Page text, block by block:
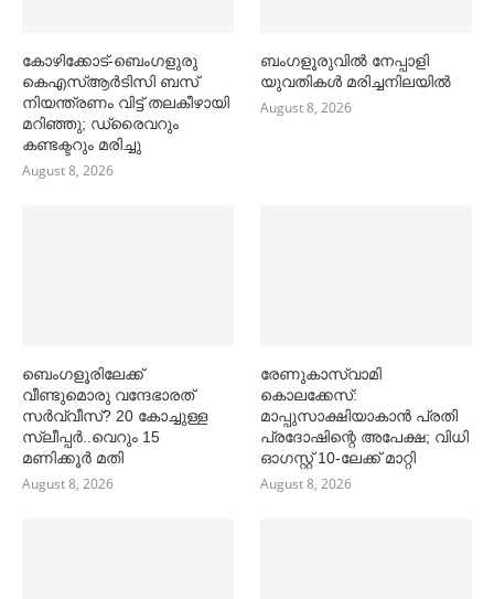
കോഴിക്കോട്-ബെംഗളുരു
കെഎസ്ആർടിസി ബസ്
നിയന്ത്രണം വിട്ട് തലകീഴായി
മറിഞ്ഞു; ഡ്രൈവറും
കണ്ടക്ട‌റും മരിച്ചു
August 8, 2026
ബംഗളൂരുവില്‍ നേപ്പാളി
യുവതികള്‍ മരിച്ചനിലയില്‍
August 8, 2026
ബെംഗളൂരിലേക്ക്
വീണ്ടുമൊരു വന്ദേഭാരത്
സര്‍വ്വീസ്? 20 കോച്ചുള്ള
സ്ലീപ്പര്‍..വെറും 15
മണിക്കൂര്‍ മതി
August 8, 2026
രേണുകാസ്വാമി
കൊലക്കേസ്:
മാപ്പുസാക്ഷിയാകാൻ പ്രതി
പ്രദോഷിന്റെ അപേക്ഷ; വിധി
ഓഗസ്റ്റ് 10-ലേക്ക് മാറ്റി
August 8, 2026